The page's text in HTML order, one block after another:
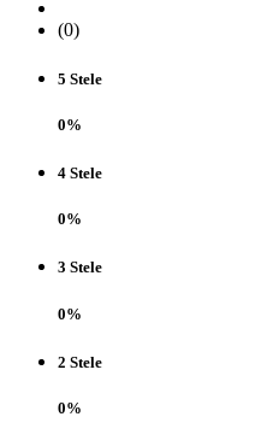
(0)
5 Stele
0%
4 Stele
0%
3 Stele
0%
2 Stele
0%